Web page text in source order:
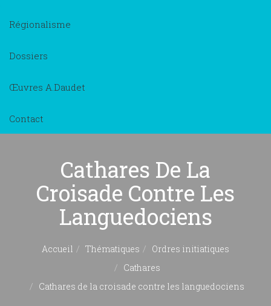
Régionalisme
Dossiers
Œuvres A.Daudet
Contact
Cathares De La
Croisade Contre Les
Languedociens
Accueil Thématiques
Ordres initiatiques
Cathares
Cathares de la croisade contre les languedociens